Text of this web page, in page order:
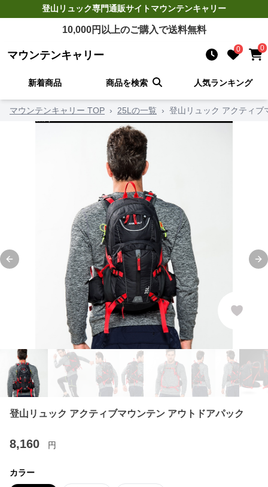
登山リュック専門通販サイトマウンテンキャリー
10,000円以上のご購入で送料無料
マウンテンキャリー 0 0
新着商品 商品を検索 人気ランキング
マウンテンキャリー TOP › 25Lの一覧 › 登山リュック アクティブ
Previous slide
登山リュック アクティブマウンテン アウトドアパック
8,160 円
カラー